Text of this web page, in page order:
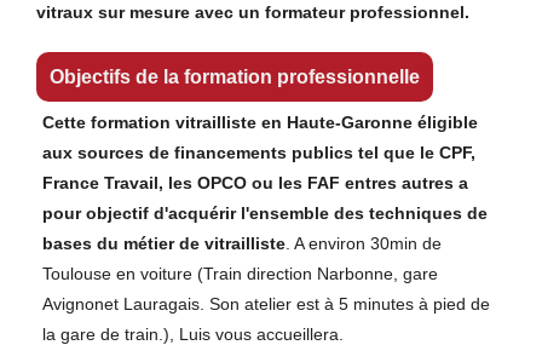
vitraux sur mesure avec un formateur professionnel.
Objectifs de la formation professionnelle
Cette formation vitrailliste en Haute-Garonne éligible
aux sources de financements publics tel que le CPF,
France Travail, les OPCO ou les FAF entres autres a
pour objectif d'acquérir l'ensemble des techniques de
bases du métier de vitrailliste . A environ 30min de
Toulouse en voiture (Train direction Narbonne, gare
Avignonet Lauragais. Son atelier est à 5 minutes à pied de
la gare de train.), Luis vous accueillera.